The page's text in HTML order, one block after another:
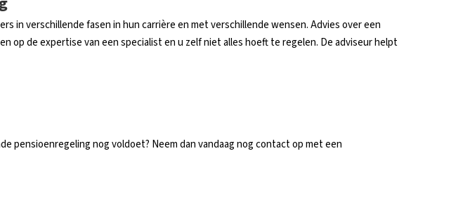
in verschillende fasen in hun carrière en met verschillende wensen. Advies over een
op de expertise van een specialist en u zelf niet alles hoeft te regelen. De adviseur helpt
pensioenregeling nog voldoet? Neem dan vandaag nog contact op met een